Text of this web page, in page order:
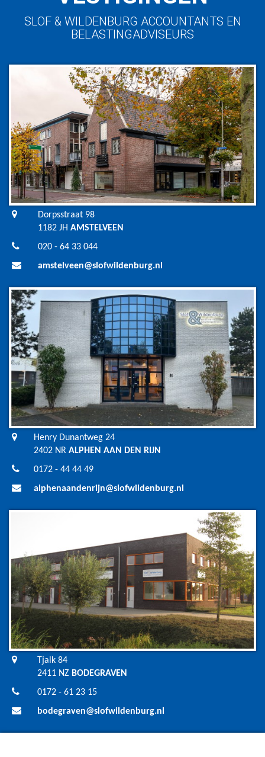
SLOF & WILDENBURG ACCOUNTANTS EN
BELASTINGADVISEURS
Dorpsstraat 98
1182 JH AMSTELVEEN
020 - 64 33 044
amstelveen@slofwildenburg.nl
Henry Dunantweg 24
2402 NR ALPHEN AAN DEN RIJN
0172 - 44 44 49
alphenaandenrijn@slofwildenburg.nl
Tjalk 84
2411 NZ BODEGRAVEN
0172 - 61 23 15
bodegraven@slofwildenburg.nl